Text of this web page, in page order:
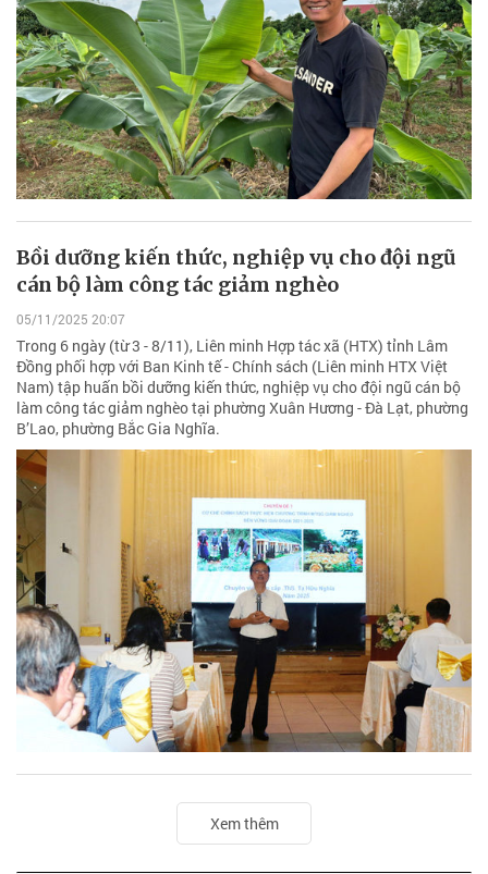
Bồi dưỡng kiến thức, nghiệp vụ cho đội ngũ
cán bộ làm công tác giảm nghèo
05/11/2025 20:07
Trong 6 ngày (từ 3 - 8/11), Liên minh Hợp tác xã (HTX) tỉnh Lâm
Đồng phối hợp với Ban Kinh tế - Chính sách (Liên minh HTX Việt
Nam) tập huấn bồi dưỡng kiến thức, nghiệp vụ cho đội ngũ cán bộ
làm công tác giảm nghèo tại phường Xuân Hương - Đà Lạt, phường
B’Lao, phường Bắc Gia Nghĩa.
Xem thêm